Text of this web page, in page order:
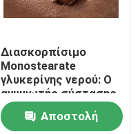
Διασκορπίσιμο
Monostearate
γλυκερίνης νερού: Ο
ανυψωτής σύστασης
παγωτού για
κρεμώδη και ομαλό
Αποστολή